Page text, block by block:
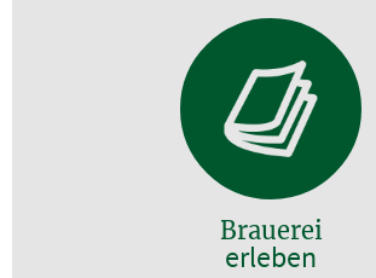
Brauerei
erleben